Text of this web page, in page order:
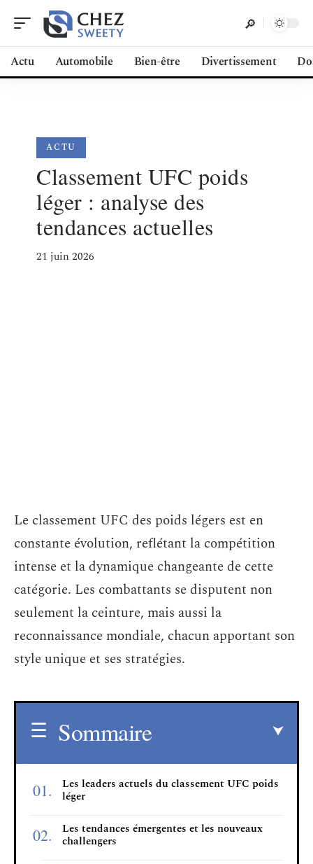
Actu Automobile Bien-être Divertissement
ACTU
Classement UFC poids
léger : analyse des
tendances actuelles
21 juin 2026
Le classement UFC des poids légers est en
constante évolution, reflétant la compétition
intense et la dynamique changeante de cette
catégorie. Les combattants se disputent non
seulement la ceinture, mais aussi la
reconnaissance mondiale, chacun apportant son
style unique et ses stratégies.
Sommaire
Les leaders actuels du classement UFC poids
léger
Les tendances émergentes et les nouveaux
challengers